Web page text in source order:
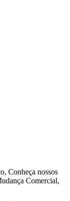
Conheça nossos
Comercial,